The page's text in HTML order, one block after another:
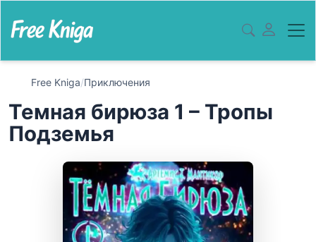
Free Kniga/Приключения
Темная бирюза 1 – Тропы
Подземья